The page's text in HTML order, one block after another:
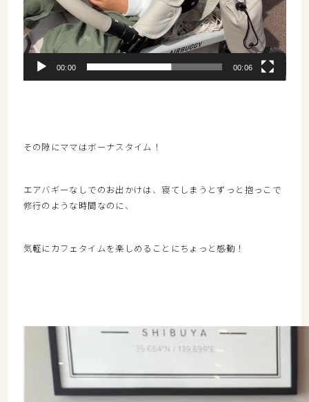
00:00 00:06
その隙にママはボーナスタイム！
エアバギーなしでのお出かけは、寝てしまうとずっと抱っこで
修行のような時間なのに、
気軽にカフェタイムを楽しめることにちょっと感動！